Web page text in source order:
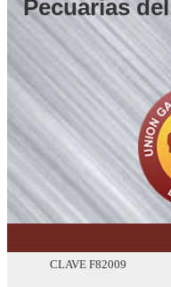
Pecuarias
CLAVE F82009